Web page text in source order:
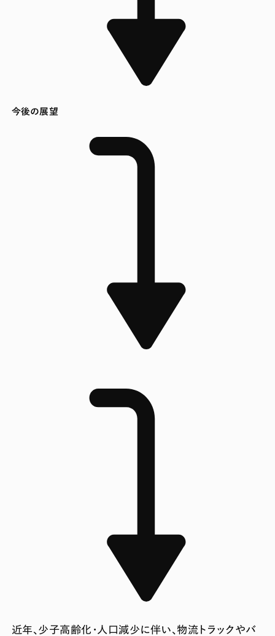
今後の展望
近年、少子高齢化・人口減少に伴い、物流トラックやバ